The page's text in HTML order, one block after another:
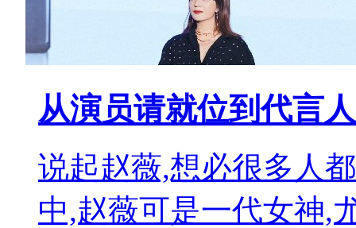
从演员请就位到代言
说起赵薇,想必很多人
中,赵薇可是一代女神,